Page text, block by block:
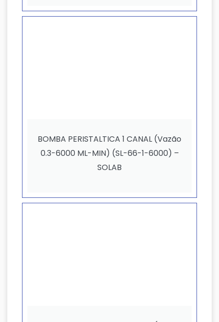
BOMBA PERISTALTICA 1 CANAL (Vazão
0.3-6000 ML-MIN) (SL-66-1-6000) –
SOLAB